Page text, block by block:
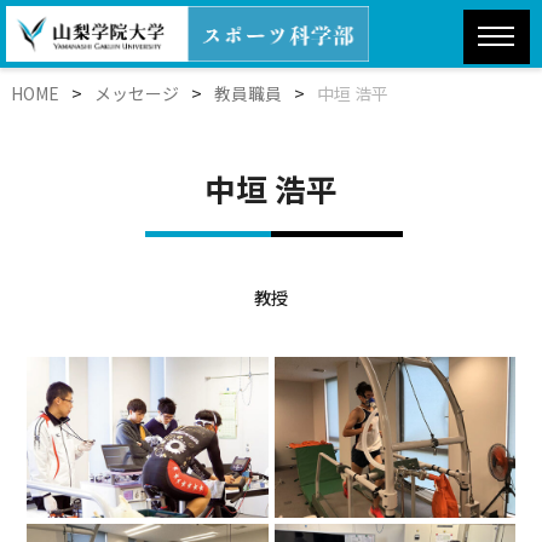
HOME > メッセージ > 教員職員 > 中垣 浩平
中垣 浩平
教授